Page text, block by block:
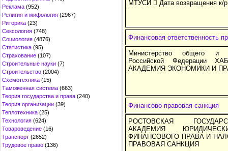
Реклама (952)
Религия и мифология (2967)
Риторика (23)
Сексология (748)
Социология (4876)
Статистика (95)
Страхование (107)
Строительные науки (7)
Строительство (2004)
Схемотехника (15)
Таможенная система (663)
Теория государства и права (240)
Теория организации (39)
Теплотехника (25)
Технология (624)
Товароведение (16)
Транспорт (2652)
Трудовое право (136)
МТУСИ  Дата возвращения к/
Финансовая ответственность
Министерство общего и
Российской Федерации
АКАДЕМИЯ ЭКОНОМИКИ И
Финансово-правовая санкция
РОСТОВСКАЯ
АКАДЕМИЯ
ФИНАНСОВОГО ПРАВА И
ПРАВОВАЯ САНКЦИЯ